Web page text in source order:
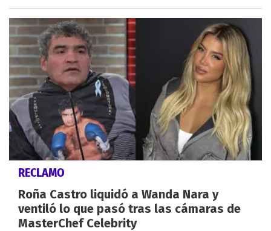
RECLAMO
Roña Castro liquidó a Wanda Nara y
ventiló lo que pasó tras las cámaras de
MasterChef Celebrity